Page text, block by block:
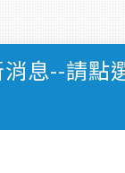
消息--請點